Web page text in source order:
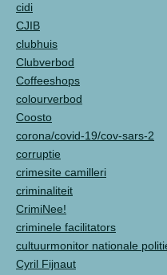
cidi
CJIB
clubhuis
Clubverbod
Coffeeshops
colourverbod
Coosto
corona/covid-19/cov-sars-2
corruptie
crimesite camilleri
criminaliteit
CrimiNee!
criminele facilitators
cultuurmonitor nationale
Cyril Fijnaut